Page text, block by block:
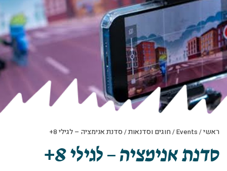
ראשי/
Events
/חוגים וסדנאות/ סדנת אנימציה – לגילי 8+
סדנת אנימציה – לגילי 8+